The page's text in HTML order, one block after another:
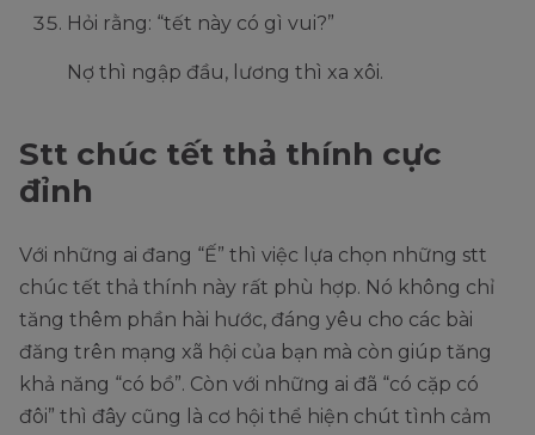
Hỏi rằng: “tết này có gì vui?”
Nợ thì ngập đầu, lương thì xa xôi.
Stt chúc tết thả thính cực
đỉnh
Với những ai đang “Ế” thì việc lựa chọn những stt
chúc tết thả thính này rất phù hợp. Nó không chỉ
tăng thêm phần hài hước, đáng yêu cho các bài
đăng trên mạng xã hội của bạn mà còn giúp tăng
khả năng “có bồ”. Còn với những ai đã “có cặp có
đôi” thì đây cũng là cơ hội thể hiện chút tình cảm